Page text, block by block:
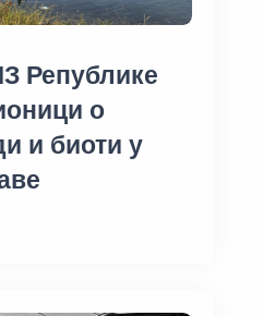
Републике
о
и биоти у